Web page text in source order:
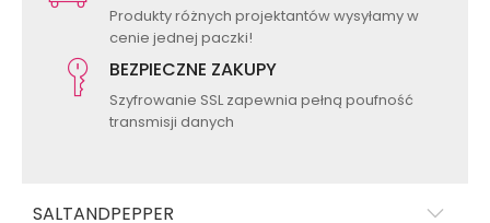
Produkty różnych projektantów wysyłamy w
cenie jednej paczki!
BEZPIECZNE ZAKUPY
Szyfrowanie SSL zapewnia pełną poufność
transmisji danych
SALTANDPEPPER